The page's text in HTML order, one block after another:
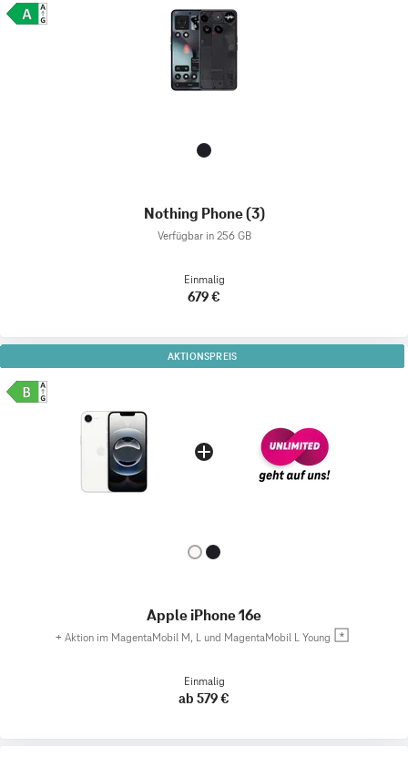
Nothing Phone (3)
Verfügbar in 256 GB
Einmalig
679 €
AKTIONSPREIS
Apple iPhone 16e
+ Aktion im MagentaMobil M, L und MagentaMobil L Young
Einmalig
ab 579 €